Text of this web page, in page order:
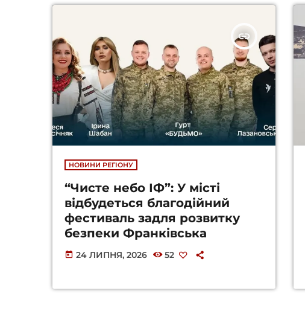
insert_link
НОВИНИ РЕГІОНУ
“Чисте небо ІФ”: У місті
відбудеться благодійний
фестиваль задля розвитку
безпеки Франківська
today 24 ЛИПНЯ, 2026 52